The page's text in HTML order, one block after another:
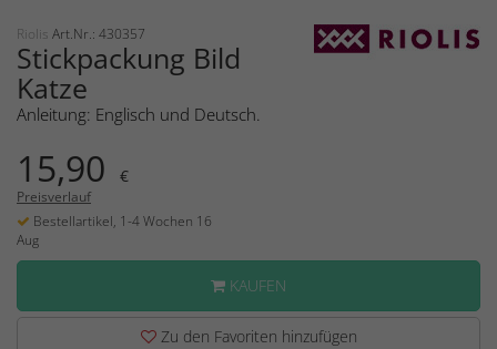
Riolis Art.Nr.: 430357
Stickpackung Bild
Katze
Anleitung: Englisch und Deutsch.
15,90 €
Preisverlauf
Bestellartikel, 1-4 Wochen 16
Aug
KAUFEN
Zu den Favoriten hinzufügen